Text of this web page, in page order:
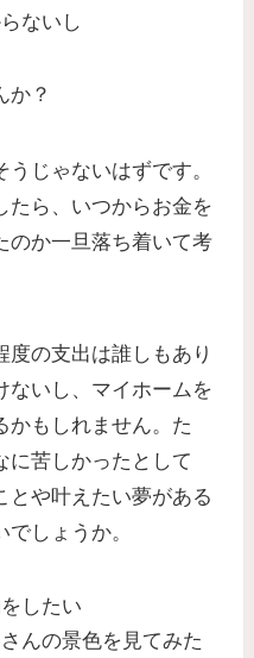
ないし
か？
じゃないはずです。
たら、いつからお金を
のか一旦落ち着いて考
度の支出は誰しもあり
ないし、マイホームを
かもしれません。た
に苦しかったとして
とや叶えたい夢がある
しょうか。
したい
んの景色を見てみた